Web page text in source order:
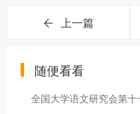
上一篇
随便看看